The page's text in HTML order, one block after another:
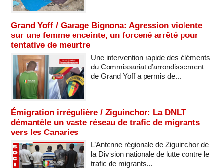
Grand Yoff / Garage Bignona: Agression violente
sur une femme enceinte, un forcené arrêté pour
tentative de meurtre
Une intervention rapide des éléments
du Commissariat d’arrondissement
de Grand Yoff a permis de...
Émigration irrégulière / Ziguinchor: La DNLT
démantèle un vaste réseau de trafic de migrants
vers les Canaries
L’Antenne régionale de Ziguinchor de
la Division nationale de lutte contre le
trafic de migrants...